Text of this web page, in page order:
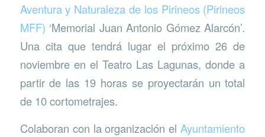
Aventura y Naturaleza de los Pirineos (Pirineos
MFF) ‘Memorial Juan Antonio Gómez Alarcón’.
Una cita que tendrá lugar el próximo 26 de
noviembre en el Teatro Las Lagunas, donde a
partir de las 19 horas se proyectarán un total
de 10 cortometrajes.
Colaboran con la organización elAyuntamiento